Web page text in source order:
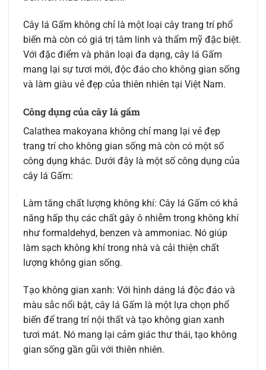
Cây lá Gấm không chỉ là một loại cây trang trí phổ
biến mà còn có giá trị tâm linh và thẩm mỹ đặc biệt.
Với đặc điểm và phân loại đa dạng, cây lá Gấm
mang lại sự tươi mới, độc đáo cho không gian sống
và làm giàu vẻ đẹp của thiên nhiên tại Việt Nam.
Công dụng của cây lá gấm
Calathea makoyana không chỉ mang lại vẻ đẹp
trang trí cho không gian sống mà còn có một số
công dụng khác. Dưới đây là một số công dụng của
cây lá Gấm:
Làm tăng chất lượng không khí: Cây lá Gấm có khả
năng hấp thụ các chất gây ô nhiễm trong không khí
như formaldehyd, benzen và ammoniac. Nó giúp
làm sạch không khí trong nhà và cải thiện chất
lượng không gian sống.
Tạo không gian xanh: Với hình dáng lá độc đáo và
màu sắc nổi bật, cây lá Gấm là một lựa chọn phổ
biến để trang trí nội thất và tạo không gian xanh
tươi mát. Nó mang lại cảm giác thư thái, tạo không
gian sống gần gũi với thiên nhiên.